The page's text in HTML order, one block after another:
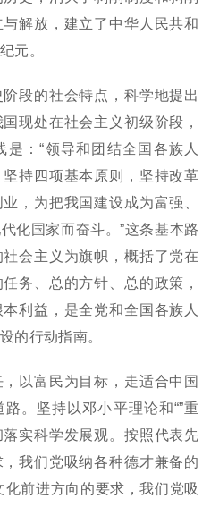
解放，建立了中华人民共和
元。
段的社会特点，科学地提出
现处在社会主义初级阶段，
：“领导和团结全国各族人
持四项基本原则，坚持改革
，为把我国建设成为富强、
化国家而奋斗。”这条基本路
会主义为旗帜，概括了党在
务、总的方针、总的政策，
利益，是全党和全国各族人
的行动指南。
以富民为目标，走适合中国
。坚持以邓小平理论和“”重
实科学发展观。按照代表先
我们党吸纳各种德才兼备的
前进方向的要求，我们党吸